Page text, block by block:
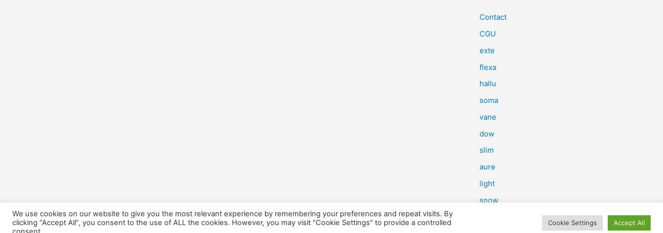
e
e
r
:
Contact
CGU
exte
flexa
hallu
soma
vane
dow
slim
aure
light
snow
We use cookies on our website to give you the most relevant experience by remembering your preferences and repeat visits. By
clicking “Accept All”, you consent to the use of ALL the cookies. However, you may visit "Cookie Settings" to provide a controlled
Cookie Settings Accept All